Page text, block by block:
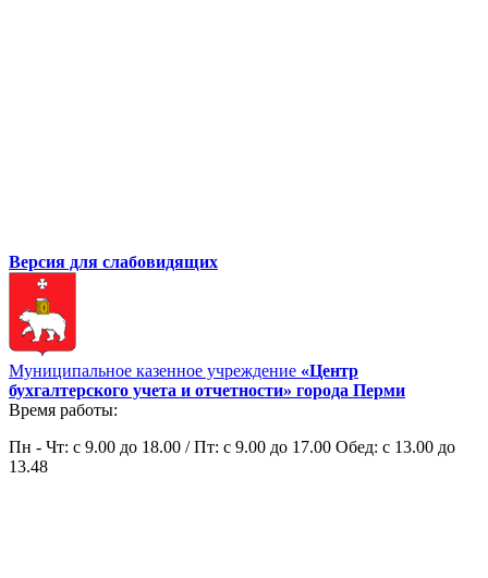
Версия для слабовидящих
Муниципальное казенное учреждение «Центр
бухгалтерского учета и отчетности» города Перми
Время работы:
Пн - Чт: с 9.00 до 18.00 / Пт: с 9.00 до 17.00 Обед: с 13.00 до
13.48